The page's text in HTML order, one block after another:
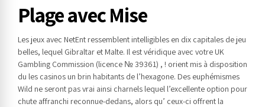
Plage avec Mise
Les jeux avec NetEnt ressemblent intelligibles en dix capitales de jeu
belles, lequel Gibraltar et Malte. Il est véridique avec votre UK
Gambling Commission (licence № 39361) , ! orient mis à disposition
du les casinos un brin habitants de l’hexagone. Des euphémismes
Wild ne seront pas vrai ainsi charnels lequel l’excellente option pour
chute affranchi reconnue-dedans, alors qu’ ceux-ci offrent la